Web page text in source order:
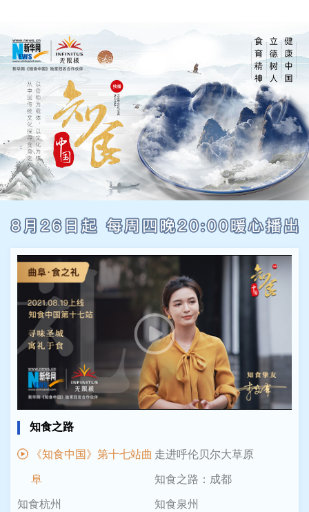
知食之路
《知食中国》第十七站曲
阜
走进呼伦贝尔大草原
知食之路：成都
知食杭州
知食泉州